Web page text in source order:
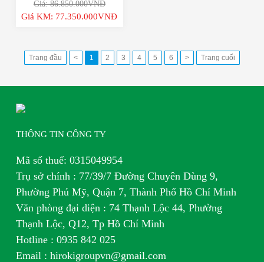
Appia Life Compact 2
Giá: 86.850.000VNĐ
Giá KM: 77.350.000VNĐ
Trang đầu < 1 2 3 4 5 6 > Trang cuối
THÔNG TIN CÔNG TY
Mã số thuế: 0315049954
Trụ sở chính : 77/39/7 Đường Chuyên Dùng 9,
Phường Phú Mỹ, Quận 7, Thành Phố Hồ Chí Minh
Văn phòng đại diện : 74 Thạnh Lộc 44, Phường
Thạnh Lộc, Q12, Tp Hồ Chí Minh
Hotline : 0935 842 025
Email : hirokigroupvn@gmail.com